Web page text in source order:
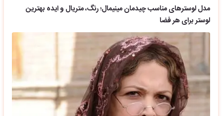
مدل لوسترهای مناسب چیدمان مینیمال؛ رنگ، متریال و ایده بهترین
لوستر برای هر فضا